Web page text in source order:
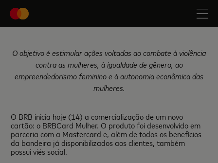
O objetivo é estimular ações voltadas ao combate à violência
contra as mulheres, à igualdade de gênero, ao
empreendedorismo feminino e à autonomia econômica das
mulheres.
O BRB inicia hoje (14) a comercialização de um novo
cartão: o BRBCard Mulher. O produto foi desenvolvido em
parceria com a Mastercard e, além de todos os benefícios
da bandeira já disponibilizados aos clientes, também
possui viés social.